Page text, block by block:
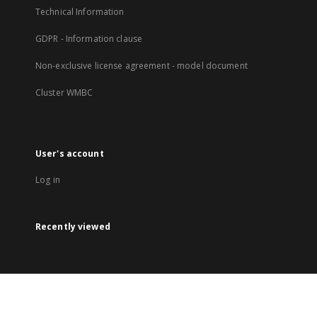
Technical Information
GDPR - Information clause
Non-exclusive license agreement - model document
Cluster WMBC
User's account
Log in
Recently viewed